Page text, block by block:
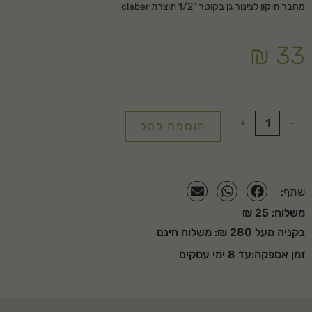
מחבר תיקון לצינור גן בקוטר "1/2 תוצרת claber
₪ 33
-
+ הוספה לסל
שתף:
משלוח: 25 ₪
בקניה מעל 280 ₪: משלוח חינם
זמן אספקה:עד 8 ימי עסקים